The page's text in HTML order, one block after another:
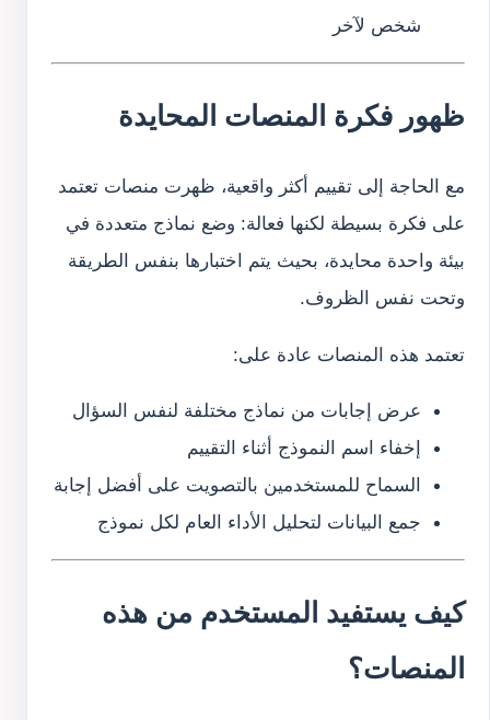
شخص لآخر
ظهور فكرة المنصات المحايدة
مع الحاجة إلى تقييم أكثر واقعية، ظهرت منصات تعتمد
على فكرة بسيطة لكنها فعالة: وضع نماذج متعددة في
بيئة واحدة محايدة، بحيث يتم اختبارها بنفس الطريقة
وتحت نفس الظروف.
تعتمد هذه المنصات عادة على:
عرض إجابات من نماذج مختلفة لنفس السؤال
إخفاء اسم النموذج أثناء التقييم
السماح للمستخدمين بالتصويت على أفضل إجابة
جمع البيانات لتحليل الأداء العام لكل نموذج
كيف يستفيد المستخدم من هذه
المنصات؟